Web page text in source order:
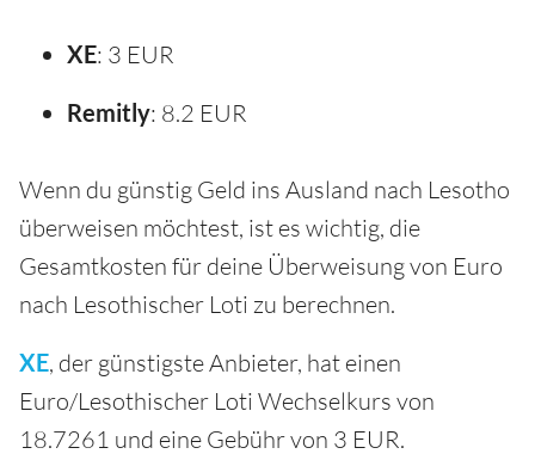
XE: 3 EUR
Remitly: 8.2 EUR
Wenn du günstig Geld ins Ausland nach Lesotho
überweisen möchtest, ist es wichtig, die
Gesamtkosten für deine Überweisung von Euro
nach Lesothischer Loti zu berechnen.
XE, der günstigste Anbieter, hat einen
Euro/Lesothischer Loti Wechselkurs von
18.7261 und eine Gebühr von 3 EUR.